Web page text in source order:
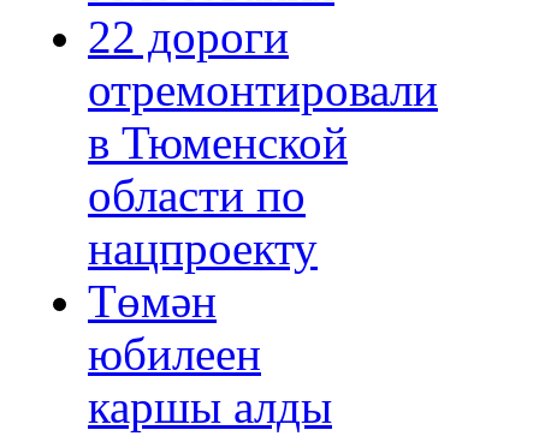
22 дороги
отремонтировали
в Тюменской
области по
нацпроекту
Төмән
юбилеен
каршы алды